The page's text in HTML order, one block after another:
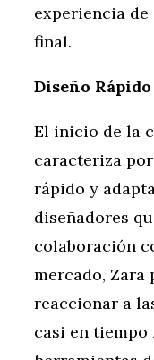
experiencia
final.
Diseño
El inicio de la
caracteriza
rápido y
diseñadores
colaboración
mercado, Zara
reaccionar a
casi en tiempo